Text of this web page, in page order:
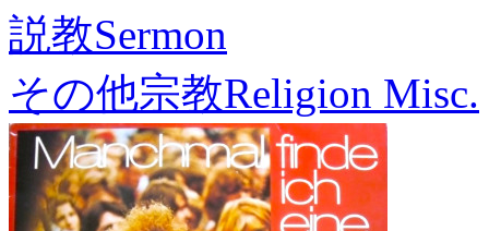
説教Sermon
その他宗教Religion Misc.